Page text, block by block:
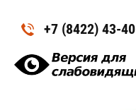
+7 (8422) 43-